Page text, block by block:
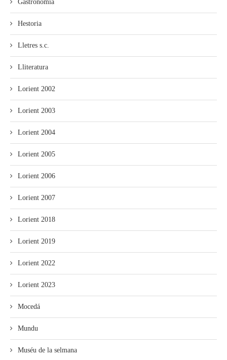
Gastronomía
Hestoria
Lletres s.c.
Lliteratura
Lorient 2002
Lorient 2003
Lorient 2004
Lorient 2005
Lorient 2006
Lorient 2007
Lorient 2018
Lorient 2019
Lorient 2022
Lorient 2023
Mocedá
Mundu
Muséu de la selmana